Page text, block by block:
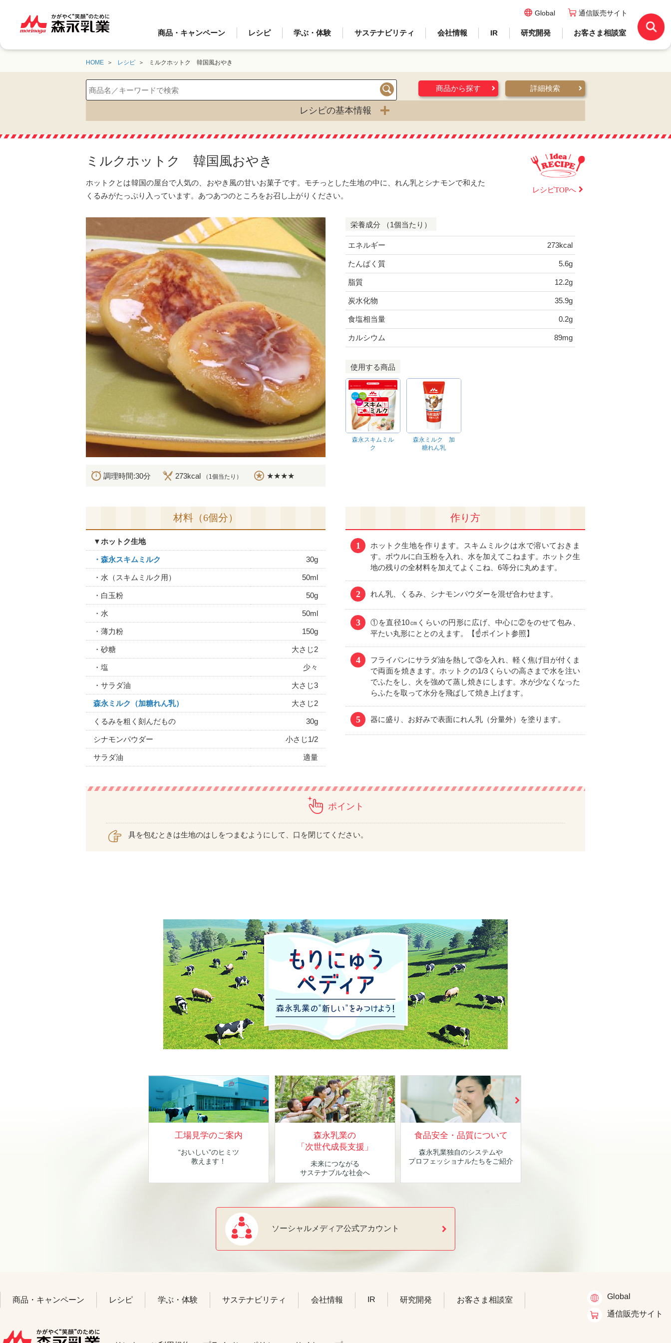
商品・キャンペーン レシピ 学ぶ・体験 サステナビリティ 会社情報 IR 研究開発 お客さま相談室
Global 通信販売サイト
HOME レシピ ミルクホットク 韓国風おやき
検索
商品から探す 詳細検索
レシピの基本情報
ミルクホットク 韓国風おやき
ホットクとは韓国の屋台で人気の、おやき風の甘いお菓子です。モチっとした生地の中に、れん乳とシナモンで和えた
くるみがたっぷり入っています。あつあつのところをお召し上がりください。
レシピTOPへ
調理時間:30分 273kcal （1個当たり） ★★★★
栄養成分 （1個当たり）
エネルギー 273kcal
たんぱく質 5.6g
脂質 12.2g
炭水化物 35.9g
食塩相当量 0.2g
カルシウム 89mg
使用する商品
森永スキムミル
ク
森永ミルク 加
糖れん乳
材料（6個分）
▼ホットク生地
・森永スキムミルク 30g
・水（スキムミルク用） 50ml
・白玉粉 50g
・水 50ml
・薄力粉 150g
・砂糖 大さじ2
・塩 少々
・サラダ油 大さじ3
森永ミルク（加糖れん乳） 大さじ2
くるみを粗く刻んだもの 30g
シナモンパウダー 小さじ1/2
サラダ油 適量
作り方
1
ホットク生地を作ります。スキムミルクは水で溶いておきま
す。ボウルに白玉粉を入れ、水を加えてこねます。ホットク生
地の残りの全材料を加えてよくこね、6等分に丸めます。
2 れん乳、くるみ、シナモンパウダーを混ぜ合わせます。
3
①を直径10㎝くらいの円形に広げ、中心に②をのせて包み、
平たい丸形にととのえます。【☝ポイント参照】
4
フライパンにサラダ油を熱して③を入れ、軽く焦げ目が付くま
で両面を焼きます。ホットクの1/3くらいの高さまで水を注い
でふたをし、火を強めて蒸し焼きにします。水が少なくなった
らふたを取って水分を飛ばして焼き上げます。
5 器に盛り、お好みで表面にれん乳（分量外）を塗ります。
ポイント
具を包むときは生地のはしをつまむようにして、口を閉じてください。
工場見学のご案内
“おいしい”のヒミツ
教えます！
森永乳業の
「次世代成長支援」
未来につながる
サステナブルな社会へ
食品安全・品質について
森永乳業独自のシステムや
プロフェッショナルたちをご紹介
ソーシャルメディア公式アカウント
商品・キャンペーン レシピ 学ぶ・体験 サステナビリティ 会社情報 IR 研究開発 お客さま相談室 Global
通信販売サイト